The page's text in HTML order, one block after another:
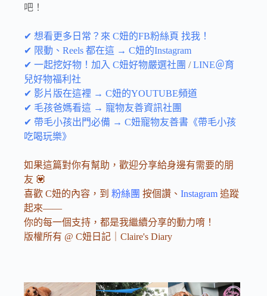
吧！
✔ 想看更多日常？來 C妞的FB粉絲頁 找我！
✔ 限動、Reels 都在這 → C妞的Instagram
✔ 一起挖好物！加入 C妞好物嚴選社團 /LINE＠育
兒好物福利社
✔ 影片版在這裡 → C妞的YOUTUBE頻道
✔ 毛孩爸媽看這 → 寵物友善資訊社團
✔ 帶毛小孩出門必備 → C妞寵物友善書《帶毛小孩
吃喝玩樂》
如果這篇對你有幫助，歡迎分享給身邊有需要的朋
友 💟
喜歡 C妞的內容，到 粉絲團 按個讚、 Instagram 追蹤
起來——
你的每一個支持，都是我繼續分享的動力唷！
版權所有 @ C妞日記｜Claire's Diary